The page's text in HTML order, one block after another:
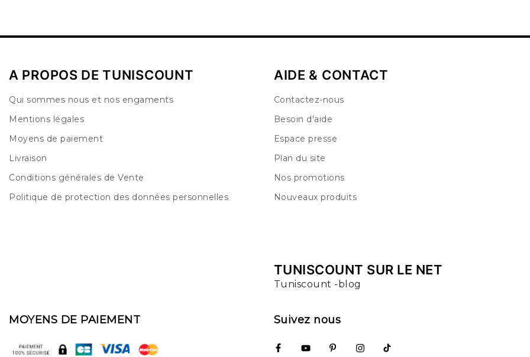
A PROPOS DE TUNISCOUNT
Qui sommes nous et nos engaments
Mentions légales
Moyens de paiement
Livraison
Conditions générales de Vente
Politique de protection des données personnelles
AIDE & CONTACT
Contactez-nous
Besoin d'aide
Espace presse
Plan du site
Nos promotions
Nouveaux produits
TUNISCOUNT SUR LE NET
Tuniscount -blog
MOYENS DE PAIEMENT Suivez nous